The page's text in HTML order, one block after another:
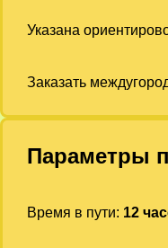
Указана
Заказать
Параметры
Время в пути: 12